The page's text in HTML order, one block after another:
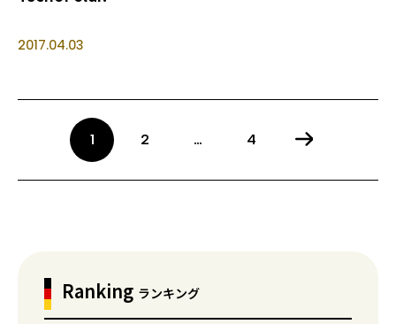
2017.04.03
1 2 … 4
Ranking ランキング